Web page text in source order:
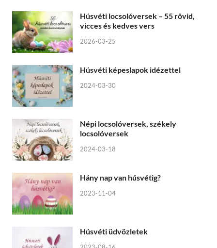
Húsvéti locsolóversek – 55 rövid,
vicces és kedves vers
2026-03-25
Húsvéti képeslapok idézettel
2024-03-30
Népi locsolóversek, székely
locsolóversek
2024-03-18
Hány nap van húsvétig?
2023-11-04
Húsvéti üdvözletek